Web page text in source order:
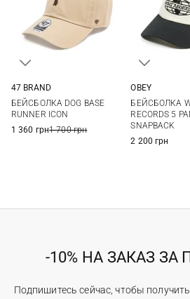
47 BRAND
БЕЙСБОЛКА DOG BASE
RUNNER ICON
1 360 грн1 700 грн
OBEY
БЕЙСБОЛКА
RECORDS 5
SNAPBACK
2 200 грн
-10% НА ЗАКАЗ
Подпишитесь сейчас, чтобы